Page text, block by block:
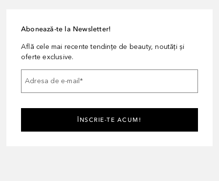
Abonează-te la Newsletter!
Află cele mai recente tendințe de beauty, noutăți și
oferte exclusive.
Adresa de e-mail*
ÎNSCRIE-TE ACUM!